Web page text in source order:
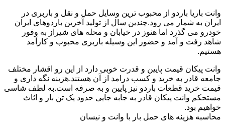
وانت باریا باردو از محبوب ترین وسایل حمل و نقل و باربری در
ایران به شمار می رود.چندین سال از تولید آخرین باردوهای ایران
خودرو می گذرد اما هنوز در خیابان و محله های شیراز به وفور
شاهد رفت و آمد و حضور این وسیله باربری محبوب و کارآمد
هستیم.
وانت پیکان قیمت پایین و قدرت خوبی دارد از این رو اقشار مختلف
جامعه قادر به خرید و کسب درامد از آن هستند.هزینه نگه داری و
قیمت خرید قطعات باردو نیز پایین و به صرفه است.به لطف شاسی
مستحکم وانت پیکان قادر به جابه جایی حدود یک تن بار و اثاث
خواهیم بود.
محاسبه هزینه های حمل بار با وانت و نیسان